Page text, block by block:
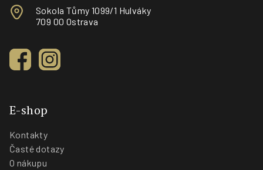
Sokola Tůmy 1099/1 Hulváky
709 00 Ostrava
E-shop
Kontakty
Časté dotazy
O nákupu